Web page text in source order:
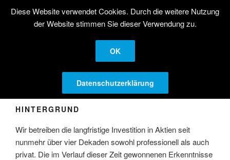
InhaltSTRATEGISCHE
AKTIENANLAGE
Langfristige Kapitalanlage in Aktien
Menü
HINTERGRUND
Wir betreiben die langfristige Investition in Aktien seit
nunmehr über vier Dekaden sowohl professionell als auch
privat. Die im Verlauf dieser Zeit gewonnenen Erkenntnisse
Diese Website verwendet Cookies. Durch die weitere Nutzung
der Website stimmen Sie dieser Verwendung zu.
OK
Datenschutzerklärung